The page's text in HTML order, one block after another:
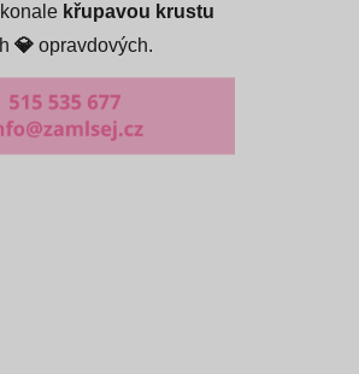
křupavou krustu
💎 opravdových.